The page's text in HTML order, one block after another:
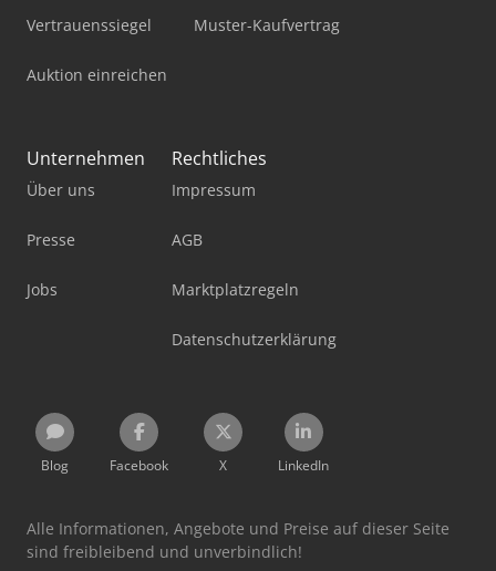
Vertrauenssiegel
Auktion einreichen
Muster-Kaufvertrag
Unternehmen
Über uns
Presse
Jobs
Rechtliches
Impressum
AGB
Marktplatzregeln
Datenschutzerklärung
Blog Facebook X LinkedIn
Alle Informationen, Angebote und Preise auf dieser Seite
sind freibleibend und unverbindlich!